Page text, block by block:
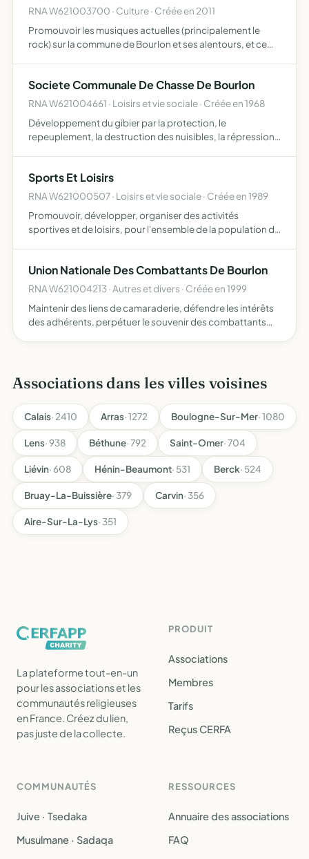
RNA W621003700 · Culture · Créée en 2011
Promouvoir les musiques actuelles (principalement le
rock) sur la commune de Bourlon et ses alentours, et ce
Societe Communale De Chasse De Bourlon
RNA W621004661 · Loisirs et vie sociale · Créée en 1968
Développement du gibier par la protection, le
repeuplement, la destruction des nuisibles, la répression
Sports Et Loisirs
RNA W621000507 · Loisirs et vie sociale · Créée en 1989
Promouvoir, développer, organiser des activités
sportives et de loisirs, pour l'ensemble de la population de
Union Nationale Des Combattants De Bourlon
RNA W621004213 · Autres et divers · Créée en 1999
Maintenir des liens de camaraderie, défendre les intérêts
des adhérents, perpétuer le souvenir des combattants
Associations dans les villes voisines
Calais· 2410 Arras· 1272 Boulogne-Sur-Mer· 1080
Lens· 938 Béthune· 792 Saint-Omer· 704
Liévin· 608 Hénin-Beaumont· 531 Berck· 524
Bruay-La-Buissière· 379 Carvin· 356
Aire-Sur-La-Lys· 351
La plateforme tout-en-un
pour les associations et les
communautés religieuses
en France. Créez du lien,
pas juste de la collecte.
PRODUIT
Associations
Membres
Tarifs
Reçus CERFA
COMMUNAUTÉS
Juive · Tsedaka
Musulmane · Sadaqa
RESSOURCES
Annuaire des associations
FAQ